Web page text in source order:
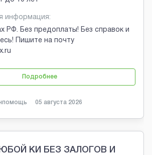
информация:
РФ. Без предоплаты! Без справок и
Пишите на почту
Подробнее
05 августа 2026
КИ БЕЗ ЗАЛОГОВ И